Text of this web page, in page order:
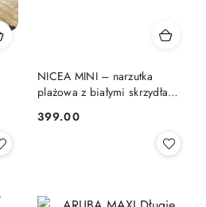
NICEA MINI – narzutka
plażowa z białymi skrzydłami
Cena:
399.00